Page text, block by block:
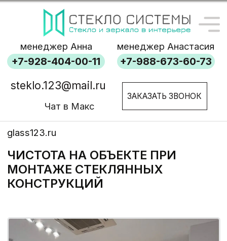
ЗАКАЗАТЬ ЗВОНОК
+7-988-673-60-73
+7-928-404-00-11
steklo.123@mail.ru
менеджер Анна менеджер Анастасия
ЧИСТОТА НА ОБЪЕКТЕ ПРИ
КОНСТРУКЦИЙ